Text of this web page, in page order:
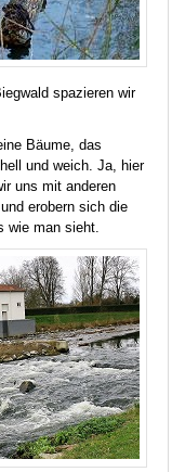
spazieren wir
Bäume, das
und weich. Ja, hier
uns mit anderen
erobern sich die
wie man sieht.